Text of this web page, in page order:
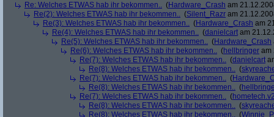
Re: Welches ETWAS hab ihr bekommen.. (Hardware_Crash am
Re(2): Welches ETWAS hab ihr bekommen.. (Silent_Razr am
Re(3): Welches ETWAS hab ihr bekommen.. (Hardware_Crash am
Re(4): Welches ETWAS hab ihr bekommen.. (danielcart am
Re(5): Welches ETWAS hab ihr bekommen.. (Hardware_Crash
Re(6): Welches ETWAS hab ihr bekommen.. (hellbringer am
Re(7): Welches ETWAS hab ihr bekommen.. (danielcart
Re(8): Welches ETWAS hab ihr bekommen.. (
Re(7): Welches ETWAS hab ihr bekommen.. (
Re(8): Welches ETWAS hab ihr bekommen.. (
Re(7): Welches ETWAS hab ihr bekommen.. (
Re(8): Welches ETWAS hab ihr bekommen.. (
Re(8): Welches ETWAS hab ihr bekommen.. (